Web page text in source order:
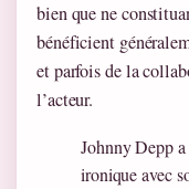
bien que ne
bénéficient
et parfois de la
l’acteur.
Johnny Depp
ironique avec